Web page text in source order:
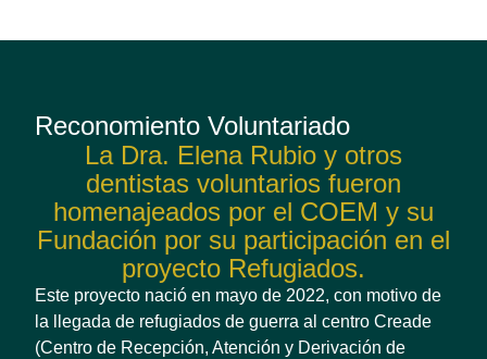
Reconomiento Voluntariado
La Dra. Elena Rubio y otros
dentistas voluntarios fueron
homenajeados por el COEM y su
Fundación por su participación en el
proyecto Refugiados.
Este proyecto nació en mayo de 2022, con motivo de
la llegada de refugiados de guerra al centro Creade
(Centro de Recepción, Atención y Derivación de